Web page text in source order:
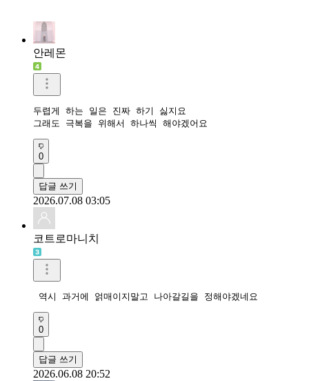
안레몬
두렵게 하는 일은 진짜 하기 싫지요
그래도 극복을 위해서 하나씩 해야겠어요
0
답글 쓰기
2026.07.08 03:05
코트로마니치
역시 과거에 얽매이지말고 나아갈길을 정해야겠네요
0
답글 쓰기
2026.06.08 20:52